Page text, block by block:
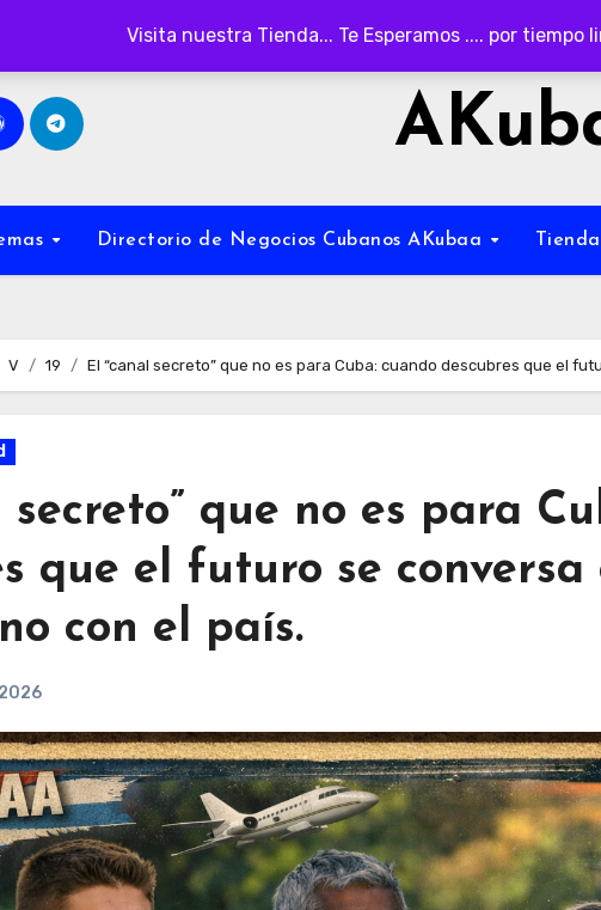
Visita nuestra Tienda... Te Esperamos .... por tiempo
Directorio de Negocios Cubanos AKubaa Tienda
V 19 El “canal secreto” que no es para Cuba: cuando descubres que el
secreto” que no es para
que el futuro se conversa
con el país.